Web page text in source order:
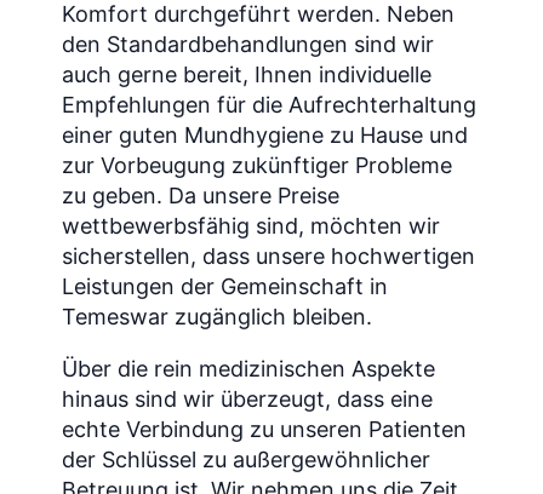
Komfort durchgeführt werden. Neben
den Standardbehandlungen sind wir
auch gerne bereit, Ihnen individuelle
Empfehlungen für die Aufrechterhaltung
einer guten Mundhygiene zu Hause und
zur Vorbeugung zukünftiger Probleme
zu geben. Da unsere Preise
wettbewerbsfähig sind, möchten wir
sicherstellen, dass unsere hochwertigen
Leistungen der Gemeinschaft in
Temeswar zugänglich bleiben.
Über die rein medizinischen Aspekte
hinaus sind wir überzeugt, dass eine
echte Verbindung zu unseren Patienten
der Schlüssel zu außergewöhnlicher